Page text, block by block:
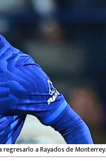
regresarlo a Rayados de Monterrey.